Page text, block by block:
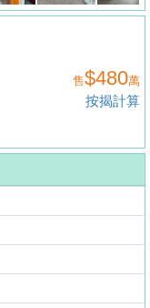
售$480萬
按揭計算